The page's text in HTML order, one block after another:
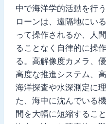
中で海洋学的活動を行
ローンは、遠隔地にい
って操作されるか、人
ることなく自律的に操
る。高解像度カメラ、
高度な推進システム、
海洋探査や水深測定に
た、海中に沈んでいる
間を大幅に短縮するこ